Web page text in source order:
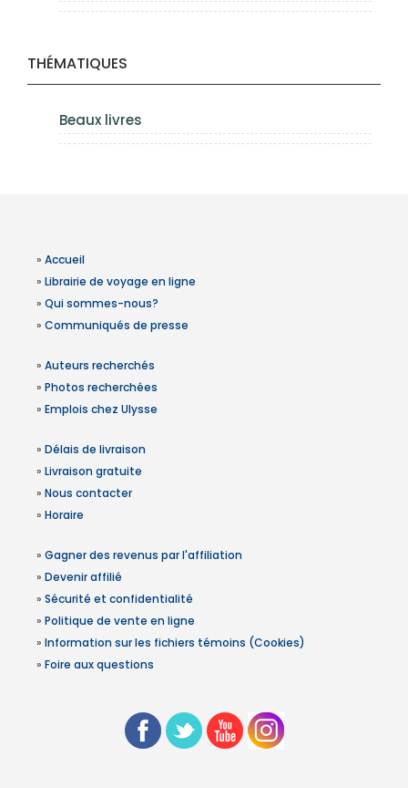
THÉMATIQUES
Beaux livres
» Accueil
» Librairie de voyage en ligne
» Qui sommes-nous?
» Communiqués de presse
» Auteurs recherchés
» Photos recherchées
» Emplois chez Ulysse
» Délais de livraison
» Livraison gratuite
» Nous contacter
» Horaire
» Gagner des revenus par l'affiliation
» Devenir affilié
» Sécurité et confidentialité
» Politique de vente en ligne
» Information sur les fichiers témoins (Cookies)
» Foire aux questions